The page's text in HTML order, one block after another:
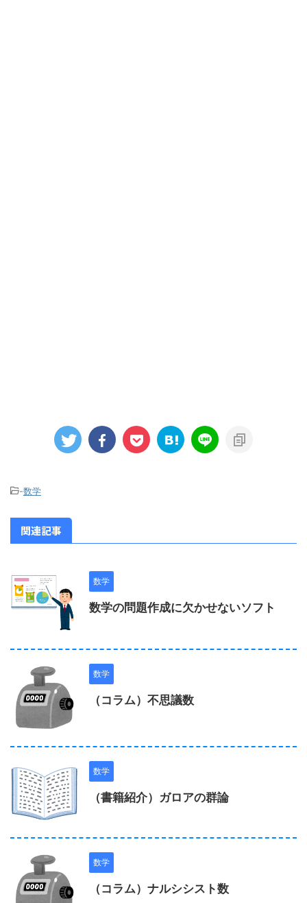
-数学
関連記事
数学
数学の問題作成に欠かせないソフト
数学
（コラム）不思議数
数学
（書籍紹介）ガロアの群論
数学
（コラム）ナルシシスト数